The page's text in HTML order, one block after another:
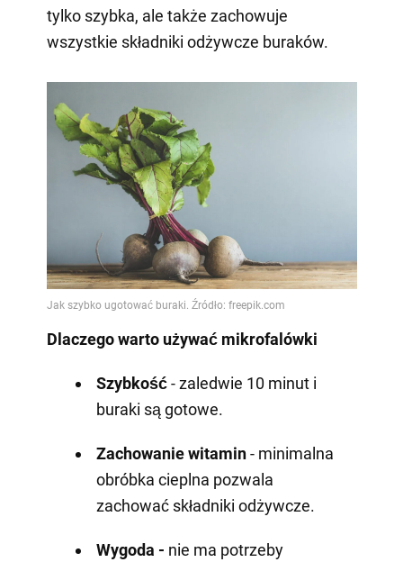
tylko szybka, ale także zachowuje
wszystkie składniki odżywcze buraków.
Dlaczego warto używać mikrofalówki
Szybkość- zaledwie 10 minut i
buraki są gotowe.
Zachowanie witamin- minimalna
obróbka cieplna pozwala
zachować składniki odżywcze.
Wygoda - nie ma potrzeby